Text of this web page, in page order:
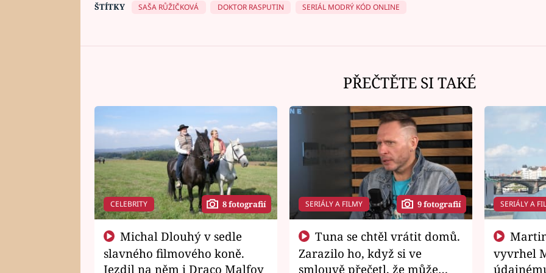
ŠTÍTKY SAŠA RŮŽIČKOVÁ DOKTOR RASPUTIN SERIÁL MODRÝ KÓD ONLINE
PŘEČTĚTE SI TAKÉ
CELEBRITY 8 fotografií
slavného filmového koně.
Jezdil na něm i Draco Malfoy
SERIÁLY A FILMY 9 fotografií
Zarazilo ho, když si ve
smlouvě přečetl, že může
SERIÁLY A
vyvrhel